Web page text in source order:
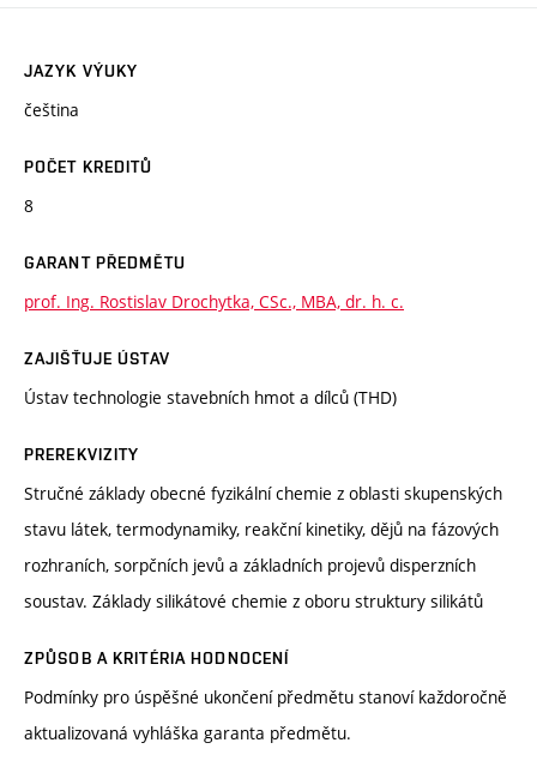
JAZYK VÝUKY
čeština
POČET KREDITŮ
8
GARANT PŘEDMĚTU
prof. Ing. Rostislav Drochytka, CSc., MBA, dr. h. c.
ZAJIŠŤUJE ÚSTAV
Ústav technologie stavebních hmot a dílců (THD)
PREREKVIZITY
Stručné základy obecné fyzikální chemie z oblasti skupenských
stavu látek, termodynamiky, reakční kinetiky, dějů na fázových
rozhraních, sorpčních jevů a základních projevů disperzních
soustav. Základy silikátové chemie z oboru struktury silikátů
ZPŮSOB A KRITÉRIA HODNOCENÍ
Podmínky pro úspěšné ukončení předmětu stanoví každoročně
aktualizovaná vyhláška garanta předmětu.